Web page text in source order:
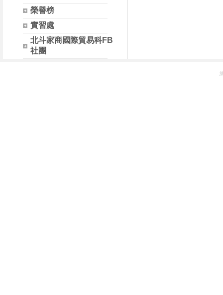
榮譽榜
實習處
北斗家商國際貿易科FB
社團